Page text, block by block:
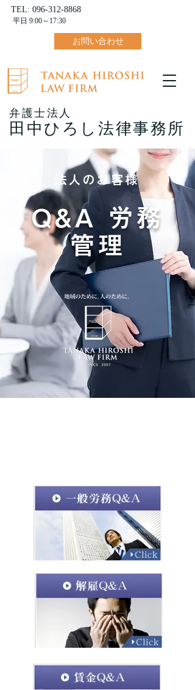
TEL: 096-312-8868
平日 9:00～17:30
お問い合わせ
弁護士法人
田中ひろし法律事務所
法人のお客様
Q&A 労務
管理